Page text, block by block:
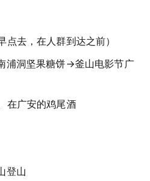
去，在人群到达之前）
浦洞坚果糖饼→釜山电影节广
在广安的鸡尾酒
登山